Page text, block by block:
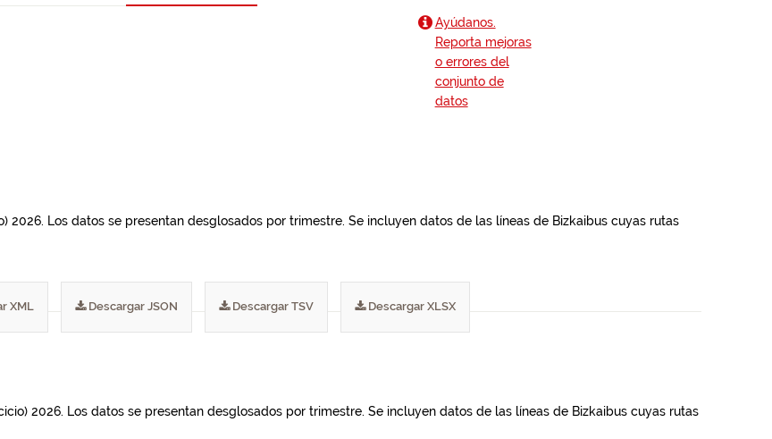
Ayúdanos.
Reporta mejoras
o errores del
conjunto de
datos
2026. Los datos se presentan desglosados por trimestre. Se incluyen datos de las líneas de Bizkaibus cuyas rutas
XML Descargar JSON Descargar TSV Descargar XLSX
2026. Los datos se presentan desglosados por trimestre. Se incluyen datos de las líneas de Bizkaibus cuyas rutas